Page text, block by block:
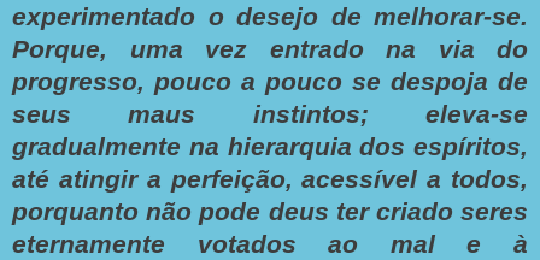
experimentado o desejo de melhorar-se.
Porque, uma vez entrado na via do
progresso, pouco a pouco se despoja de
seus maus instintos; eleva-se
gradualmente na hierarquia dos espíritos,
até atingir a perfeição, acessível a todos,
porquanto não pode deus ter criado seres
eternamente votados ao mal e à